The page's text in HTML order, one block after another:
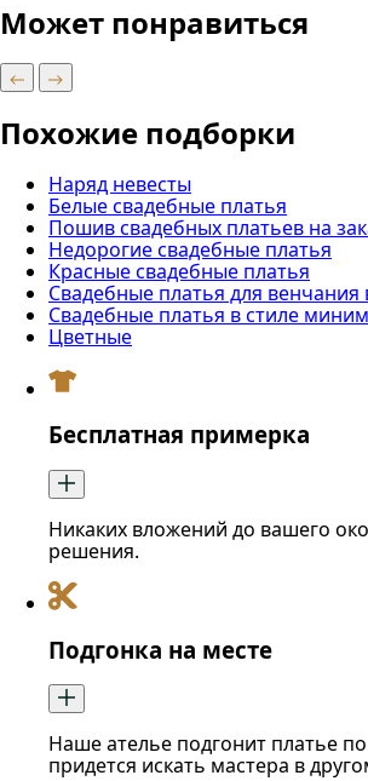
Может понравиться
Похожие подборки
Наряд невесты
Белые свадебные платья
Пошив свадебных платьев на
Недорогие свадебные платья
Красные свадебные платья
Свадебные платья для венчания
Свадебные платья в стиле
Цветные
Бесплатная примерка
Никаких вложений до вашего
решения.
Подгонка на месте
Наше ателье подгонит платье
придется искать мастера в